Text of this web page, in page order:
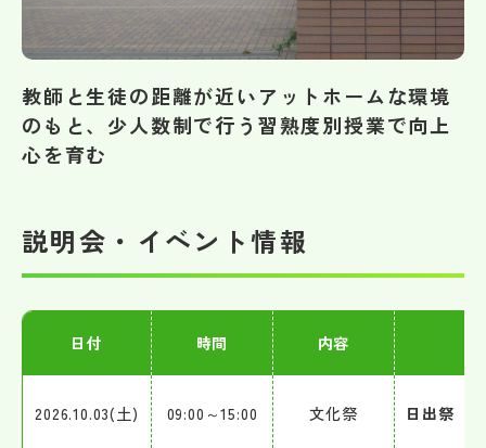
NettyLandかわら版
その他
個人情報保護方針
サイトマップ
教師と生徒の距離が近いアットホームな環境
のもと、少人数制で行う習熟度別授業で向上
心を育む
説明会・イベント情報
日付 時間 内容
2026.10.03(土) 09:00～15:00 文化祭 日出祭